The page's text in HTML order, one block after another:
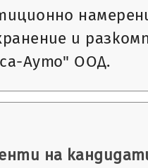
и
Ауто" ООД.
на